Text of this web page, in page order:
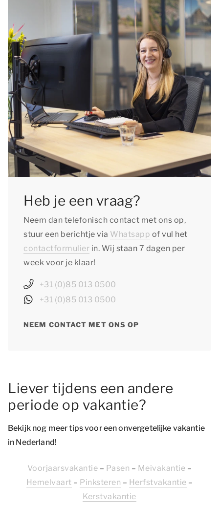
Heb je een vraag?
Neem dan telefonisch contact met ons op,
stuur een berichtje via Whatsapp of vul het
contactformulier in. Wij staan 7 dagen per
week voor je klaar!
+31 (0)85 013 0500
+31 (0)85 013 0500
NEEM CONTACT MET ONS OP
Liever tijdens een andere
periode op vakantie?
Bekijk nog meer tips voor een onvergetelijke vakantie
in Nederland!
Voorjaarsvakantie – Pasen – Meivakantie –
Hemelvaart – Pinksteren – Herfstvakantie –
Kerstvakantie